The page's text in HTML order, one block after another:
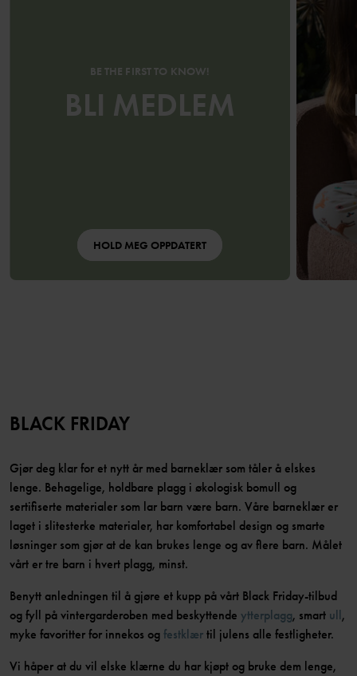
BE THE FIRST TO KNOW!
BLI MEDLEM
HOLD MEG OPPDATERT
BLACK FRIDAY
Gjør deg klar for et nytt år med barneklær som tåler å elskes
lenge. Behagelige, holdbare plagg i økologisk bomull og
sertifiserte materialer som lar barn være barn. Våre barneklær er
laget i slitesterke materialer, har komfortabel design og smarte
løsninger som gjør at de kan brukes lenge og av flere barn. Målet
vårt er tre barn i hvert plagg, minst.
Benytt anledningen til å gjøre et kupp på vårt Black Friday-tilbud
og fyll på vintergarderoben med beskyttende ytterplagg, smart ull,
myke favoritter for innekos og festklærtil julens alle festligheter.
Vi håper at du vil elske klærne du har kjøpt og bruke dem lenge,